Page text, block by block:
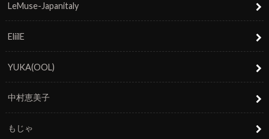
LeMuse-Japanitaly
EliilE
YUKA(OOL)
中村恵美子
もじゃ